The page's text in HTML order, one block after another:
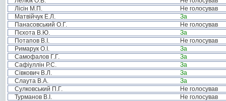
Лісін М.П.
Не голосував
Матвійчук Е.Л.
За
Панасовський О.Г.
Не голосував
Пєхота В.Ю.
За
Потапов В.І.
Не голосував
Римарук О.І.
За
Самофалов Г.Г.
За
Сафіуллін Р.С.
За
Сівкович В.Л.
За
Слаута В.А.
За
Сулковський П.Г.
Не голосував
Турманов В.І.
Не голосував